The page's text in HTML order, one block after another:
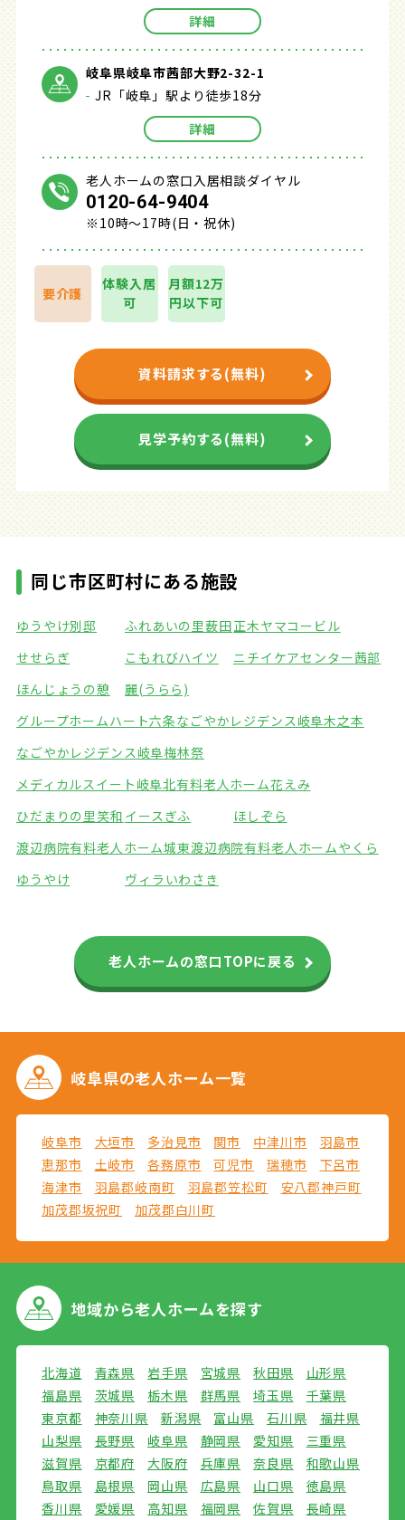
詳細
岐阜県岐阜市茜部大野2-32-1
JR「岐阜」駅より徒歩18分
詳細
老人ホームの窓口入居相談ダイヤル
0120-64-9404
※10時～17時(日・祝休)
要介護
体験入居
可
月額12万
円以下可
資料請求する(無料)
見学予約する(無料)
同じ市区町村にある施設
ゆうやけ別邸 ふれあいの里薮田正木ヤマコービル
せせらぎ
こもれびハイツ
ニチイケアセンター茜部
ほんじょうの憩
麗(うらら)
グループホームハート六条なごやかレジデンス岐阜木之本
なごやかレジデンス岐阜梅林祭
メディカルスイート岐阜北有料老人ホーム花えみ
ひだまりの里笑和 イースぎふ
ほしぞら
渡辺病院有料老人ホーム城東渡辺病院有料老人ホームやくら
ゆうやけ
ヴィラいわさき
老人ホームの窓口TOPに戻る
岐阜県の老人ホーム一覧
岐阜市 大垣市 多治見市 関市 中津川市
羽島市
恵那市
土岐市 各務原市 可児市 瑞穂市
下呂市
海津市
羽島郡岐南町 羽島郡笠松町
安八郡神戸町
加茂郡坂祝町
加茂郡白川町
地域から老人ホームを探す
北海道 青森県 岩手県 宮城県 秋田県
山形県
福島県
茨城県 栃木県 群馬県 埼玉県
千葉県
東京都
神奈川県 新潟県 富山県 石川県
福井県
山梨県
長野県 岐阜県 静岡県 愛知県
三重県
滋賀県
京都府 大阪府 兵庫県 奈良県
和歌山県
鳥取県
島根県 岡山県 広島県 山口県
徳島県
香川県
愛媛県 高知県 福岡県 佐賀県
長崎県